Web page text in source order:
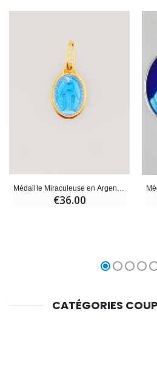
€36.00
CATÉGORIES